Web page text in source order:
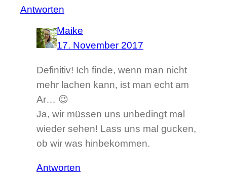
Antworten
Maike
17. November 2017
Definitiv! Ich finde, wenn man nicht
mehr lachen kann, ist man echt am
Ar… 😉
Ja, wir müssen uns unbedingt mal
wieder sehen! Lass uns mal gucken,
ob wir was hinbekommen.
Antworten